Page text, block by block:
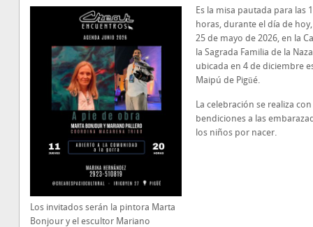
Los invitados serán la pintora Marta
Bonjour y el escultor Mariano
Es la misa pautada para las
horas, durante el día de
25 de mayo de 2026, en la
la Sagrada Familia de la
ubicada en 4 de diciembre
Maipú de Pigūé.
La celebración se realiza con
bendiciones a las
los niños por nacer.